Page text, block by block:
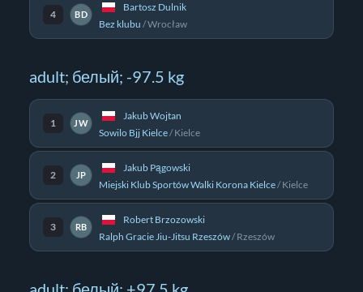
4 BD
Bartosz Dulnik
Bez klubu /Wrocław
adult; белый; -97.5 kg
1 JW
Jakub Wojtan
Sowilo Bjj Kielce/Kielce
2 JP
Jakub Pągowski
Miejski Klub Sportów Walki Korona Kielce/Kielce
3 RB
Robert Brzozowski
Ralph Gracie Jiu-Jitsu Rzeszów/Rzeszów